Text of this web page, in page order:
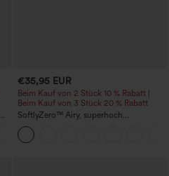
€35,95 EUR
Beim Kauf von 2 Stück 10 % Rabatt |
Beim Kauf von 3 Stück 20 % Rabatt
SoftlyZero™ Airy, superhoch
geschnittene 2-in-1 InstantCool Yoga-
Shorts 7" mit Taschen